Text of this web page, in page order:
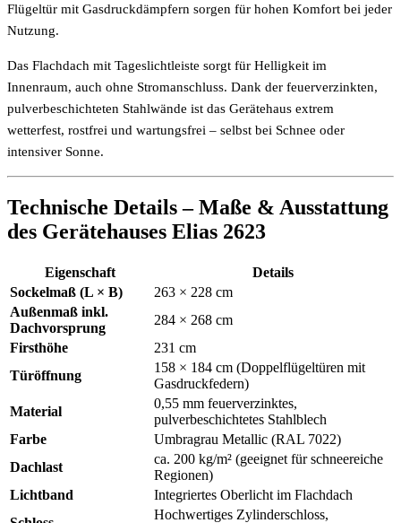
Flügeltür mit Gasdruckdämpfern sorgen für hohen Komfort bei jeder
Nutzung.
Das Flachdach mit Tageslichtleiste sorgt für Helligkeit im
Innenraum, auch ohne Stromanschluss. Dank der feuerverzinkten,
pulverbeschichteten Stahlwände ist das Gerätehaus extrem
wetterfest, rostfrei und wartungsfrei – selbst bei Schnee oder
intensiver Sonne.
Technische Details – Maße & Ausstattung
des Gerätehauses Elias 2623
Eigenschaft
Details
Sockelmaß (L × B)
263 × 228 cm
Außenmaß inkl.
Dachvorsprung
284 × 268 cm
Firsthöhe
231 cm
Türöffnung
158 × 184 cm (Doppelflügeltüren mit
Gasdruckfedern)
Material
0,55 mm feuerverzinktes,
pulverbeschichtetes Stahlblech
Farbe
Umbragrau Metallic (RAL 7022)
Dachlast
ca. 200 kg/m² (geeignet für schneereiche
Regionen)
Lichtband
Integriertes Oberlicht im Flachdach
Hochwertiges Zylinderschloss,